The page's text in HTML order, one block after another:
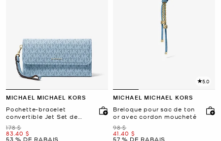
MICHAEL MICHAEL KORS
Pochette-bracelet
convertible Jet Set de
taille moyenne à logo
Signature
était
178 $
maintenant
83.40 $
53 % DE RABAIS
5.0
MICHAEL MICHAEL KORS
Breloque pour sac de ton
or avec cordon moucheté
était
98 $
maintenant
41.40 $
57 % DE RABAIS